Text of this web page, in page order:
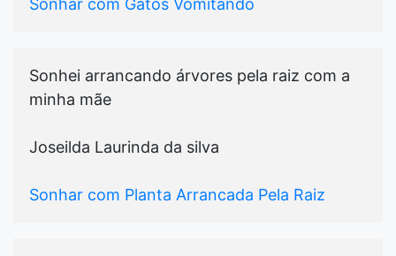
Sonhar com Gatos Vomitando
Sonhei arrancando árvores pela raiz com a
minha mãe
Joseilda Laurinda da silva
Sonhar com Planta Arrancada Pela Raiz